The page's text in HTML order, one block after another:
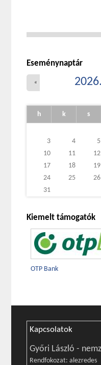
Eseménynaptár
«
h k s
3
4 5
10
11 12
17
18 19
24
25 26
31
Kiemelt támogatók
OTP Bank
Kapcsolatok
Győri László -
Rendfokozat: alezredes